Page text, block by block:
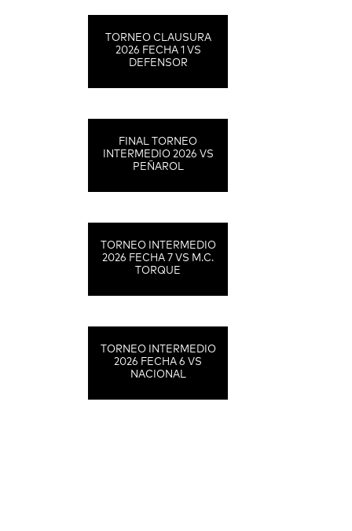
TORNEO CLAUSURA
2026 FECHA 1 VS
DEFENSOR
FINAL TORNEO
INTERMEDIO 2026 VS
PEÑAROL
TORNEO INTERMEDIO
2026 FECHA 7 VS M.C.
TORQUE
TORNEO INTERMEDIO
2026 FECHA 6 VS
NACIONAL